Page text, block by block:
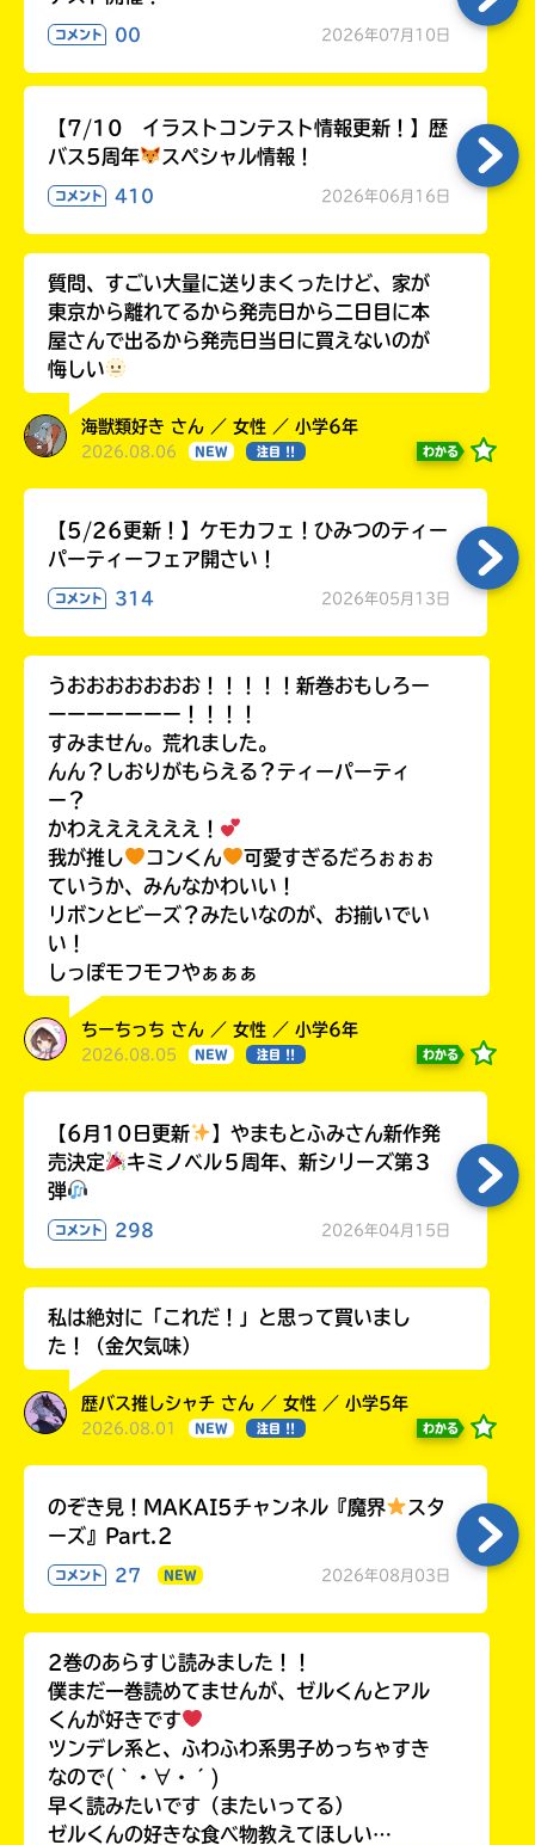
コメント 00 2026年07月10日
【7/10 イラストコンテスト情報更新！】歴
バス5周年
スペシャル情報！
コメント 410 2026年06月16日
質問、すごい大量に送りまくったけど、家が
東京から離れてるから発売日から二日目に本
屋さんで出るから発売日当日に買えないのが
悔しい
海獣類好き さん ／ 女性 ／ 小学6年
2026.08.06 NEW 注目 !! わかる
【5/26更新！】ケモカフェ！ひみつのティー
パーティーフェア開さい！
コメント 314 2026年05月13日
うおおおおおおお！！！！！新巻おもしろー
ーーーーーーー！！！！
すみません。荒れました。
んん？しおりがもらえる？ティーパーティ
ー？
かわええええええ！
我が推し
コンくん
可愛すぎるだろぉぉぉ
ていうか、みんなかわいい！
リボンとビーズ？みたいなのが、お揃いでい
い！
しっぽモフモフやぁぁぁ
ちーちっち さん ／ 女性 ／ 小学6年
2026.08.05 NEW 注目 !! わかる
【6月10日更新
】やまもとふみさん新作発
売決定
キミノベル５周年、新シリーズ第３
弾
コメント 298 2026年04月15日
私は絶対に「これだ！」と思って買いまし
た！（金欠気味）
歴バス推しシャチ さん ／ 女性 ／ 小学5年
2026.08.01 NEW 注目 !! わかる
のぞき見！MAKAI5チャンネル『魔界
スタ
ーズ』Part.2
コメント 27 NEW 2026年08月03日
2巻のあらすじ読みました！！
僕まだ一巻読めてませんが、ゼルくんとアル
くんが好きです
ツンデレ系と、ふわふわ系男子めっちゃすき
なので(｀・∀・´)
早く読みたいです（またいってる）
ゼルくんの好きな食べ物教えてほしい…